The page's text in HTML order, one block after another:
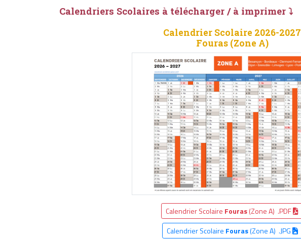
Calendriers Scolaires à télécharger / à imprimer ⤵
Calendrier Scolaire 2026-2027
Fouras (Zone A)
Calendrier Scolaire Fouras(Zone A) .PDF
Calendrier Scolaire Fouras(Zone A) .JPG